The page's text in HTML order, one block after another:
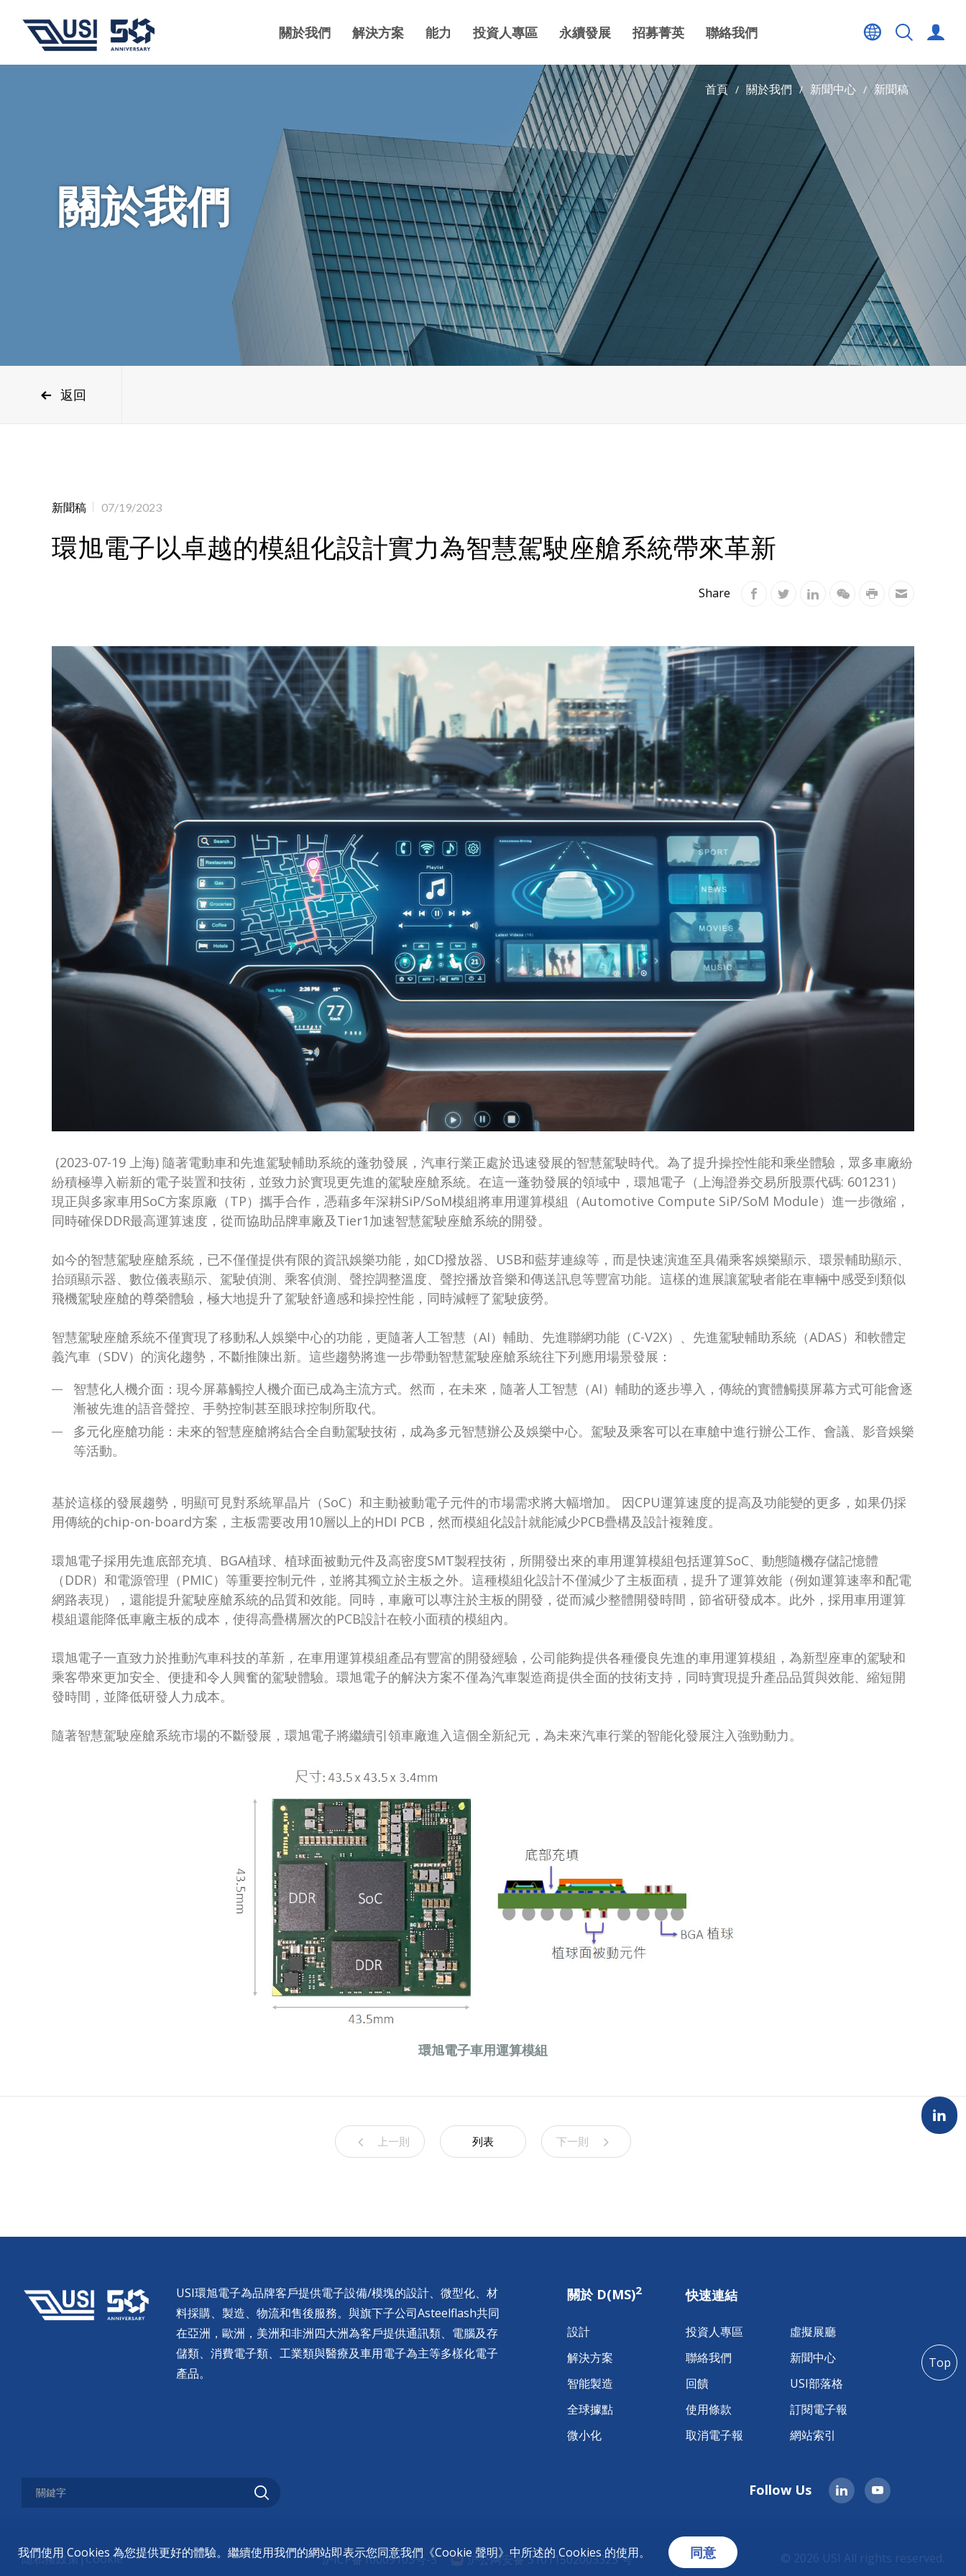
關於我們 解決方案 能力 投資人專區 永續發展 招募菁英 聯絡我們
首頁 關於我們 新聞中心 新聞稿
關於我們
返回
新聞稿 07/19/2023
環旭電子以卓越的模組化設計實力為智慧駕駛座艙系統帶來革新
Share
(2023-07-19 上海) 隨著電動車和先進駕駛輔助系統的蓬勃發展，汽車行業正處於迅速發展的智慧駕駛時代。為了提升操控性能和乘坐體驗，眾多車廠紛
紛積極導入嶄新的電子裝置和技術，並致力於實現更先進的駕駛座艙系統。在這一蓬勃發展的領域中，環旭電子（上海證券交易所股票代碼: 601231）
現正與多家車用SoC方案原廠（TP）攜手合作，憑藉多年深耕SiP/SoM模組將車用運算模組（Automotive Compute SiP/SoM Module）進一步微縮，
同時確保DDR最高運算速度，從而協助品牌車廠及Tier1加速智慧駕駛座艙系統的開發。
如今的智慧駕駛座艙系統，已不僅僅提供有限的資訊娛樂功能，如CD撥放器、USB和藍芽連線等，而是快速演進至具備乘客娛樂顯示、環景輔助顯示、
抬頭顯示器、數位儀表顯示、駕駛偵測、乘客偵測、聲控調整溫度、聲控播放音樂和傳送訊息等豐富功能。這樣的進展讓駕駛者能在車輛中感受到類似
飛機駕駛座艙的尊榮體驗，極大地提升了駕駛舒適感和操控性能，同時減輕了駕駛疲勞。
智慧駕駛座艙系統不僅實現了移動私人娛樂中心的功能，更隨著人工智慧（AI）輔助、先進聯網功能（C-V2X）、先進駕駛輔助系統（ADAS）和軟體定
義汽車（SDV）的演化趨勢，不斷推陳出新。這些趨勢將進一步帶動智慧駕駛座艙系統往下列應用場景發展：
智慧化人機介面：現今屏幕觸控人機介面已成為主流方式。然而，在未來，隨著人工智慧（AI）輔助的逐步導入，傳統的實體觸摸屏幕方式可能會逐
漸被先進的語音聲控、手勢控制甚至眼球控制所取代。
多元化座艙功能：未來的智慧座艙將結合全自動駕駛技術，成為多元智慧辦公及娛樂中心。駕駛及乘客可以在車艙中進行辦公工作、會議、影音娛樂
等活動。
基於這樣的發展趨勢，明顯可見對系統單晶片（SoC）和主動被動電子元件的市場需求將大幅增加。 因CPU運算速度的提高及功能變的更多，如果仍採
用傳統的chip-on-board方案，主板需要改用10層以上的HDI PCB，然而模組化設計就能減少PCB疊構及設計複雜度。
環旭電子採用先進底部充填、BGA植球、植球面被動元件及高密度SMT製程技術，所開發出來的車用運算模組包括運算SoC、動態隨機存儲記憶體
（DDR）和電源管理（PMIC）等重要控制元件，並將其獨立於主板之外。這種模組化設計不僅減少了主板面積，提升了運算效能（例如運算速率和配電
網路表現），還能提升駕駛座艙系統的品質和效能。同時，車廠可以專注於主板的開發，從而減少整體開發時間，節省研發成本。此外，採用車用運算
模組還能降低車廠主板的成本，使得高疊構層次的PCB設計在較小面積的模組內。
環旭電子一直致力於推動汽車科技的革新，在車用運算模組產品有豐富的開發經驗，公司能夠提供各種優良先進的車用運算模組，為新型座車的駕駛和
乘客帶來更加安全、便捷和令人興奮的駕駛體驗。環旭電子的解決方案不僅為汽車製造商提供全面的技術支持，同時實現提升產品品質與效能、縮短開
發時間，並降低研發人力成本。
隨著智慧駕駛座艙系統市場的不斷發展，環旭電子將繼續引領車廠進入這個全新紀元，為未來汽車行業的智能化發展注入強勁動力。
環旭電子車用運算模組
上一則 列表 下一則
USI環旭電子為品牌客戶提供電子設備/模塊的設計、微型化、材
料採購、製造、物流和售後服務。與旗下子公司Asteelflash共同
在亞洲，歐洲，美洲和非洲四大洲為客戶提供通訊類、電腦及存
儲類、消費電子類、工業類與醫療及車用電子為主等多樣化電子
產品。
關於 D(MS)2
設計
解決方案
智能製造
全球據點
微小化
快速連結
投資人專區
虛擬展廳
聯絡我們
新聞中心
回饋
USI部落格
使用條款
訂閱電子報
取消電子報
網站索引
Follow Us
隱私權政策|Cookie 沪ICP备10009103号-3 沪公网安备 31011502003323 号 © 2026 USI All rights reserved.
Top
我們使用 Cookies 為您提供更好的體驗。繼續使用我們的網站即表示您同意我們《Cookie 聲明》中所述的 Cookies 的使用。 同意